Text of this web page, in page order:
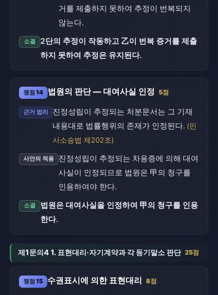
거를 제출하지 못하여 추정이 번복되지
않는다.
소결
2단의 추정이 작동하고 乙이 번복 증거를 제출
하지 못하여 추정은 유지된다.
쟁점 14 법원의 판단 — 대여사실 인정 5점
근거 법리
진정성립이 추정되는 처분문서는 그 기재
내용대로 법률행위의 존재가 인정된다. (민
사소송법 제202조)
사안의 적용
진정성립이 추정되는 차용증에 의해 대여
사실이 인정되므로 법원은 甲의 청구를
인용하여야 한다.
소결
법원은 대여사실을 인정하여 甲의 청구를 인용
한다.
제1문의4 1. 표현대리·자기계약과 각 등기말소 판단 25점
쟁점 15 수권표시에 의한 표현대리 8점